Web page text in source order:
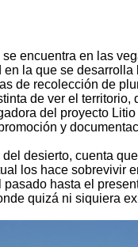
encuentra en las
la que se
de recolección de
de ver el
del proyecto
y
desierto, cuenta
los hace sobrevivir
hasta el
quizá ni siquiera